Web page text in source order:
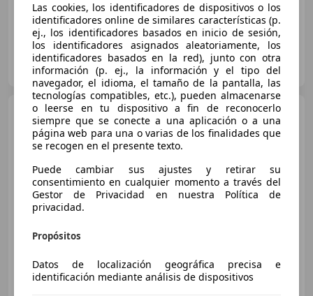
AM CARS
ES-29006 Málaga
Citroen C4 1.6i 16v Collection
€ 4.490
Buenprecio
Las cookies, los identificadores de dispositivos o los
identificadores online de similares características (p.
ej., los identificadores basados en inicio de sesión,
los identificadores asignados aleatoriamente, los
identificadores basados en la red), junto con otra
información (p. ej., la información y el tipo del
navegador, el idioma, el tamaño de la pantalla, las
tecnologías compatibles, etc.), pueden almacenarse
o leerse en tu dispositivo a fin de reconocerlo
siempre que se conecte a una aplicación o a una
página web para una o varias de los finalidades que
se recogen en el presente texto.
Puede cambiar sus ajustes y retirar su
consentimiento en cualquier momento a través del
Gestor de Privacidad en nuestra Política de
privacidad.
Propósitos
Datos de localización geográfica precisa e
identificación mediante análisis de dispositivos